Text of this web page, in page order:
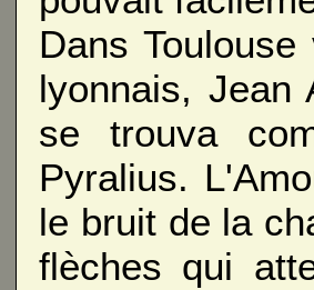
Dans
lyonnais, Jean
se trouva
Pyralius.
le bruit de la
flèches qui